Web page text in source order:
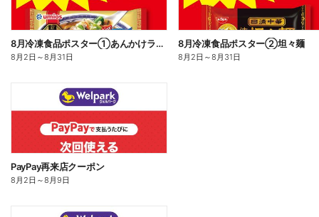
8月冷凍食品ポスター①あんかけラーメン
8月2日 ～8月31日
8月冷凍食品ポスター②坦々麺
8月2日 ～8月31日
PayPay再来店クーポン
8月2日 ～8月9日